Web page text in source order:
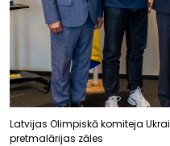
Latvijas Olimpiskā komiteja
pretmalārijas zāles